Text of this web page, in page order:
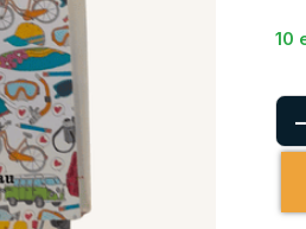
10
−